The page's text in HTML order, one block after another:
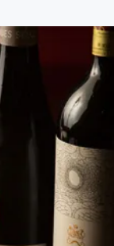
ム・サービス開発
・雑誌出版
レンジ